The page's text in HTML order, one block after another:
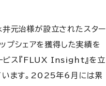
井元治様が設立されたスター
プシェアを獲得した実績を
ビス『FLUX Insight』を立
います。2025年6月には累